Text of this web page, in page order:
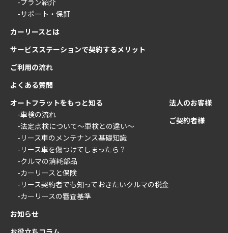
-プラン紹介
-サポート・保証
カーリースとは
サービスステーションで契約するメリット
ご利用の流れ
よくある質問
オートフラットをもっと知る
-車検の流れ
-法定点検について〜車検との違い〜
-リース車のメンテナンス基礎知識
-リース車を傷つけてしまったら？
-クルマの消耗部品
-カーリースと保険
-リース契約者でも知っておきたいクルマの税金
-カーリースの審査基準
お知らせ
法人のお客様
ご契約者様